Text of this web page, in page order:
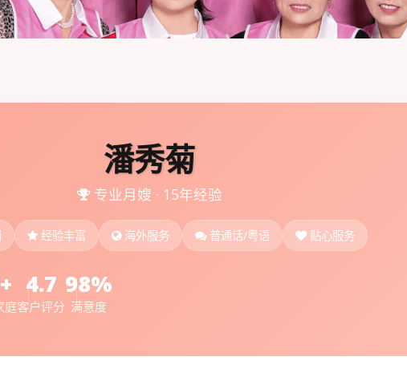
潘秀菊
专业月嫂 · 15年经验
经验丰富 海外服务 普通话/粤语 贴心服务
庭
4.7
客户评分
98%
满意度